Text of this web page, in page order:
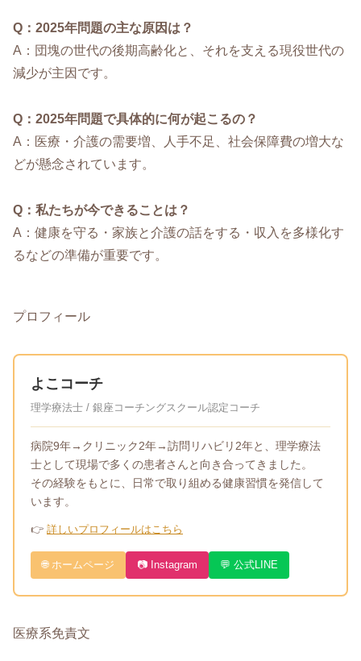
Q：2025年問題の主な原因は？
A：団塊の世代の後期高齢化と、それを支える現役世代の
減少が主因です。
Q：2025年問題で具体的に何が起こるの？
A：医療・介護の需要増、人手不足、社会保障費の増大な
どが懸念されています。
Q：私たちが今できることは？
A：健康を守る・家族と介護の話をする・収入を多様化す
るなどの準備が重要です。
プロフィール
よこコーチ
理学療法士 / 銀座コーチングスクール認定コーチ
病院9年→クリニック2年→訪問リハビリ2年と、理学療法
士として現場で多くの患者さんと向き合ってきました。
その経験をもとに、日常で取り組める健康習慣を発信して
います。
👉 詳しいプロフィールはこちら
🌐 ホームページ 📷 Instagram 💬 公式LINE
医療系免責文